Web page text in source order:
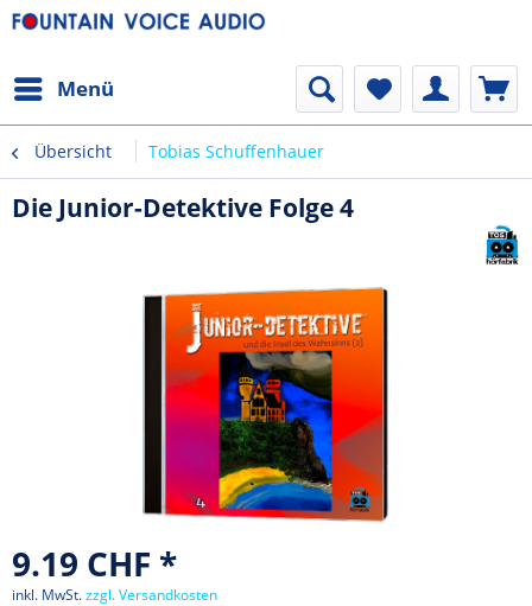
Menü
Übersicht Tobias Schuffenhauer
Die Junior-Detektive Folge 4
9.19 CHF *
inkl. MwSt.zzgl. Versandkosten